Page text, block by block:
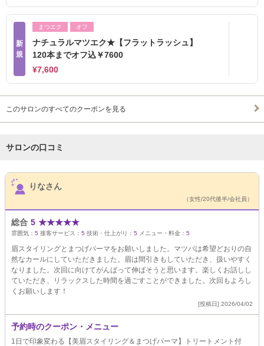
新
規
まつエク オフ
ナチュラルマツエク★【フラットラッシュ】
120本までオフ込￥7600
¥7,600
このサロンのすべてのクーポンを見る
サロンの口コミ
サロンPick Up
りなさん
（女性/20代後半/会社員）
総合 5 ★★★★★
雰囲気： 5 接客サービス： 5 技術・仕上がり： 5 メニュー・料金： 5
眉スタイリングとまつげパーマをお願いしました。マツパは希望どおりの自
然なカールにしていただきました。眉は間引きもしていただき、扱いやすく
なりました。次回に向けてがんばって伸ばそうと思います。楽しくお話しし
ていただき、リラックスした時間を過ごすことができました。次回もよろし
くお願いします！
[投稿日] 2026/04/02
予約時のクーポン・メニュー
1日で印象変わる【美眉スタイリング＆まつげパーマ】トリートメント付